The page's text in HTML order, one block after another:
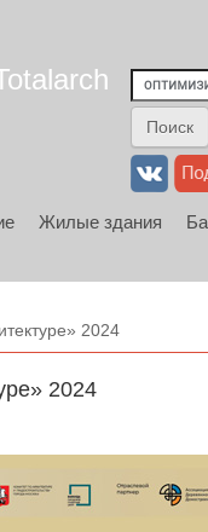
Жилые здания
2024
2024